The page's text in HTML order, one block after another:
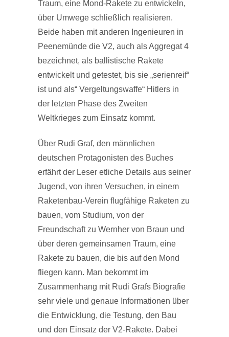
Traum, eine Mond-Rakete zu entwickeln,
über Umwege schließlich realisieren.
Beide haben mit anderen Ingenieuren in
Peenemünde die V2, auch als Aggregat 4
bezeichnet, als ballistische Rakete
entwickelt und getestet, bis sie „serienreif“
ist und als“ Vergeltungswaffe“ Hitlers in
der letzten Phase des Zweiten
Weltkrieges zum Einsatz kommt.
Über Rudi Graf, den männlichen
deutschen Protagonisten des Buches
erfährt der Leser etliche Details aus seiner
Jugend, von ihren Versuchen, in einem
Raketenbau-Verein flugfähige Raketen zu
bauen, vom Studium, von der
Freundschaft zu Wernher von Braun und
über deren gemeinsamen Traum, eine
Rakete zu bauen, die bis auf den Mond
fliegen kann. Man bekommt im
Zusammenhang mit Rudi Grafs Biografie
sehr viele und genaue Informationen über
die Entwicklung, die Testung, den Bau
und den Einsatz der V2-Rakete. Dabei